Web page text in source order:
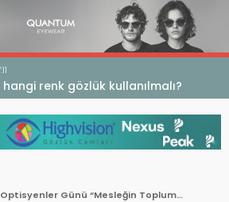
renk gözlük kullanılmalı?
Günü “Mesleğin Toplum